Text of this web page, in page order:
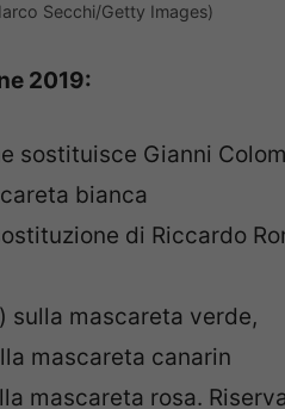
Secchi/Getty Images)
2019:
sostituisce Gianni
bianca
di Riccardo
sulla mascareta verde,
mascareta canarin
mascareta rosa. Riserva